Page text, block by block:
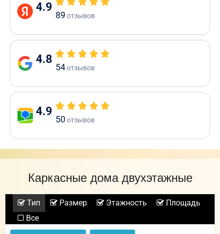
4.9
89 отзывов
4.8
54отзывов
4.9
50отзывов
Каркасные дома двухэтажные
Тип Размер Этажность
Площадь
Все